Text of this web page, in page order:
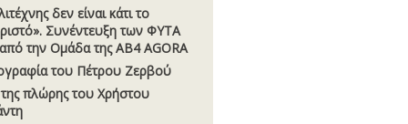
δεν είναι κάτι το
Συνέντευξη των ΦΥΤΑ
την Οµάδα της AB4 AGORA
του Πέτρου Ζερβού
πλώρης του Χρήστου